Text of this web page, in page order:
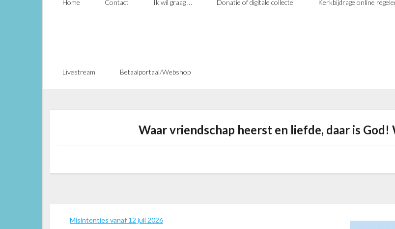
Home Contact Ik wil graag … Donatie of digitale collecte Kerkbijdrage online
Livestream Betaalportaal/Webshop
Waar vriendschap heerst en liefde, daar is
Misintenties vanaf 12 juli 2026